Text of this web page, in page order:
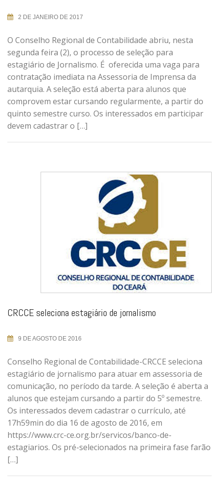
2 DE JANEIRO DE 2017
O Conselho Regional de Contabilidade abriu, nesta
segunda feira (2), o processo de seleção para
estagiário de Jornalismo. É oferecida uma vaga para
contratação imediata na Assessoria de Imprensa da
autarquia. A seleção está aberta para alunos que
comprovem estar cursando regularmente, a partir do
quinto semestre curso. Os interessados em participar
devem cadastrar o […]
CRCCE seleciona estagiário de jornalismo
9 DE AGOSTO DE 2016
Conselho Regional de Contabilidade-CRCCE seleciona
estagiário de jornalismo para atuar em assessoria de
comunicação, no período da tarde. A seleção é aberta a
alunos que estejam cursando a partir do 5º semestre.
Os interessados devem cadastrar o currículo, até
17h59min do dia 16 de agosto de 2016, em
https://www.crc-ce.org.br/servicos/banco-de-
estagiarios. Os pré-selecionados na primeira fase farão
[…]